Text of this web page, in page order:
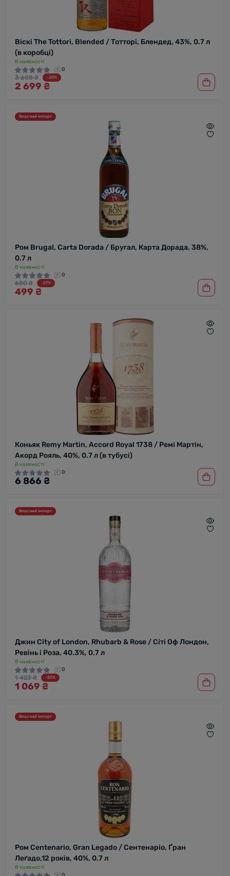
Віскі The Tottori, Blended / Тотторі, Блендед, 43%, 0.7 л
(в коробці)
В наявності
0
3 608 ₴ -25%
2 699 ₴
Власний імпорт
Ром Brugal, Carta Dorada / Бругал, Карта Дорада, 38%,
0.7 л
В наявності
0
680 ₴ -27%
499 ₴
Коньяк Remy Martin, Accord Royal 1738 / Ремі Мартін,
Акорд Рояль, 40%, 0.7 л (в тубусі)
В наявності
0
6 866 ₴
Власний імпорт
Джин City of London, Rhubarb & Rose / Сіті Оф Лондон,
Ревінь і Роза, 40.3%, 0.7 л
В наявності
0
1 423 ₴ -25%
1 069 ₴
Власний імпорт
Ром Centenario, Gran Legado / Сентенаріо, Ґран
Леґадо,12 років, 40%, 0.7 л
В наявності